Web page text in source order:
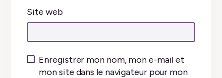
Site web
Enregistrer mon nom, mon e-mail et
mon site dans le navigateur pour mon